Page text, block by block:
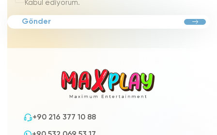
+90 216 377 10 88
Kabul ediyorum.
Gönder